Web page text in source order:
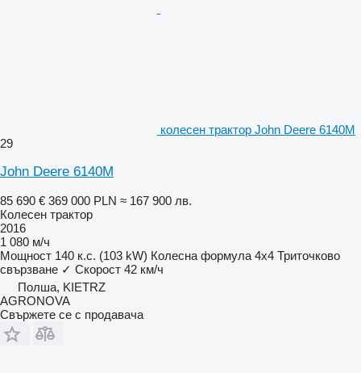
колесен трактор John Deere 6140M
29
John Deere 6140M
85 690 € 369 000 PLN ≈ 167 900 лв.
Колесен трактор
2016
1 080 м/ч
Мощност 140 к.с. (103 kW) Колесна формула 4x4 Триточково
свързване ✓ Скорост 42 км/ч
Полша, KIETRZ
AGRONOVA
Свържете се с продавача